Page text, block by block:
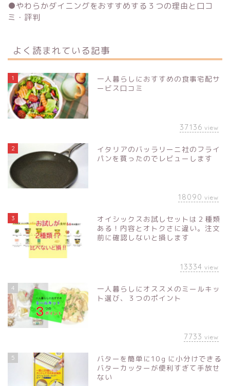
●やわらかダイニングをおすすめする３つの理由と口コ
ミ・評判
よく読まれている記事
1
一人暮らしにおすすめの食事宅配サ
ービス口コミ
37136 view
2
イタリアのバッラリーニ社のフライ
パンを買ったのでレビューします
18090 view
3
オイシックスお試しセットは２種類
ある！内容とオトクさに違い。注文
前に確認しないと損します
13334 view
4
一人暮らしにオススメのミールキッ
ト選び、３つのポイント
7733 view
5
バターを簡単に10ｇに小分けできる
バターカッターが便利すぎて手放せ
ない